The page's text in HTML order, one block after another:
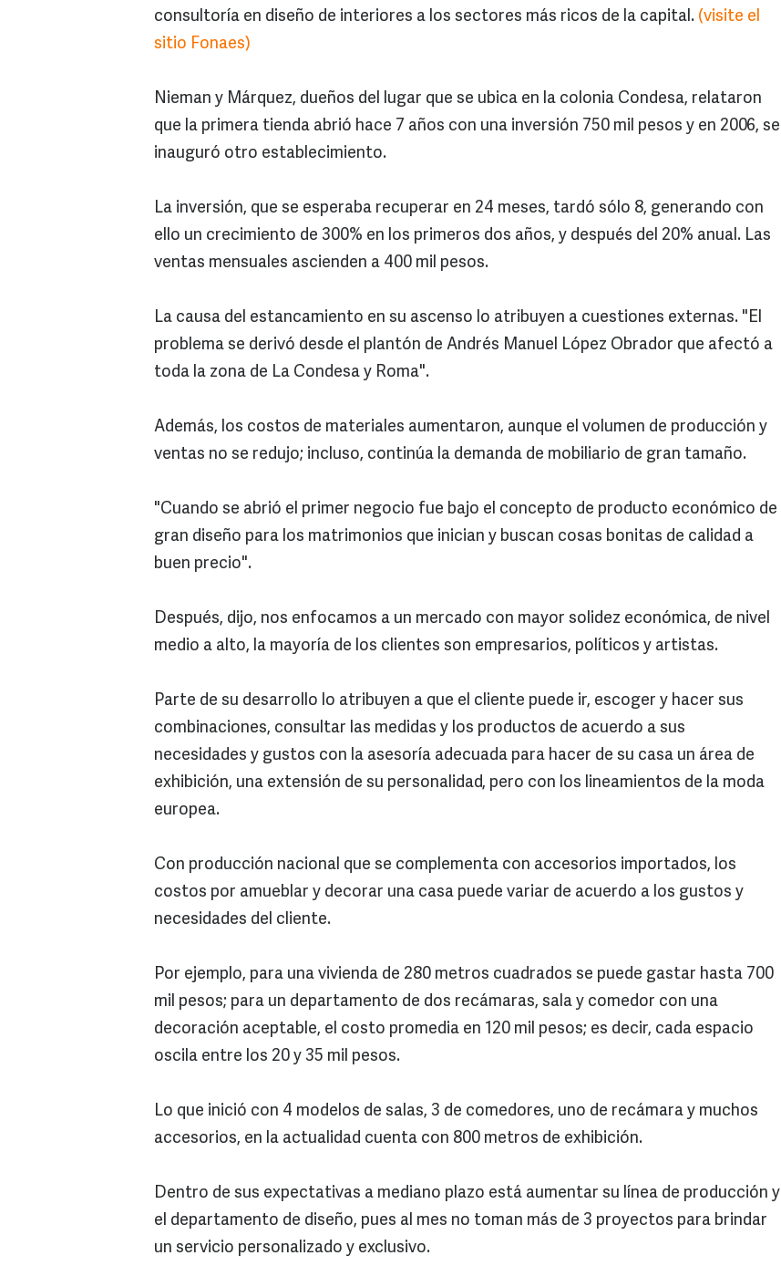
consultoría en diseño de interiores a los sectores más ricos de la capital. (visite el
sitio Fonaes)
Nieman y Márquez, dueños del lugar que se ubica en la colonia Condesa, relataron
que la primera tienda abrió hace 7 años con una inversión 750 mil pesos y en 2006, se
inauguró otro establecimiento.
La inversión, que se esperaba recuperar en 24 meses, tardó sólo 8, generando con
ello un crecimiento de 300% en los primeros dos años, y después del 20% anual. Las
ventas mensuales ascienden a 400 mil pesos.
La causa del estancamiento en su ascenso lo atribuyen a cuestiones externas. "El
problema se derivó desde el plantón de Andrés Manuel López Obrador que afectó a
toda la zona de La Condesa y Roma".
Además, los costos de materiales aumentaron, aunque el volumen de producción y
ventas no se redujo; incluso, continúa la demanda de mobiliario de gran tamaño.
"Cuando se abrió el primer negocio fue bajo el concepto de producto económico de
gran diseño para los matrimonios que inician y buscan cosas bonitas de calidad a
buen precio".
Después, dijo, nos enfocamos a un mercado con mayor solidez económica, de nivel
medio a alto, la mayoría de los clientes son empresarios, políticos y artistas.
Parte de su desarrollo lo atribuyen a que el cliente puede ir, escoger y hacer sus
combinaciones, consultar las medidas y los productos de acuerdo a sus
necesidades y gustos con la asesoría adecuada para hacer de su casa un área de
exhibición, una extensión de su personalidad, pero con los lineamientos de la moda
europea.
Con producción nacional que se complementa con accesorios importados, los
costos por amueblar y decorar una casa puede variar de acuerdo a los gustos y
necesidades del cliente.
Por ejemplo, para una vivienda de 280 metros cuadrados se puede gastar hasta 700
mil pesos; para un departamento de dos recámaras, sala y comedor con una
decoración aceptable, el costo promedia en 120 mil pesos; es decir, cada espacio
oscila entre los 20 y 35 mil pesos.
Lo que inició con 4 modelos de salas, 3 de comedores, uno de recámara y muchos
accesorios, en la actualidad cuenta con 800 metros de exhibición.
Dentro de sus expectativas a mediano plazo está aumentar su línea de producción y
el departamento de diseño, pues al mes no toman más de 3 proyectos para brindar
un servicio personalizado y exclusivo.